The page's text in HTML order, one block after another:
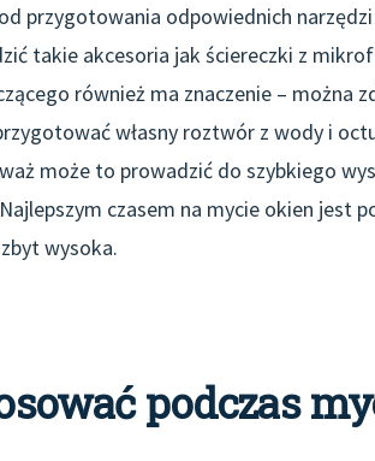
przygotowania odpowiednich
takie akcesoria jak ściereczki z
również ma znaczenie – można
własny roztwór z wody i
może to prowadzić do szybkiego
czasem na mycie okien jest
wysoka.
podczas